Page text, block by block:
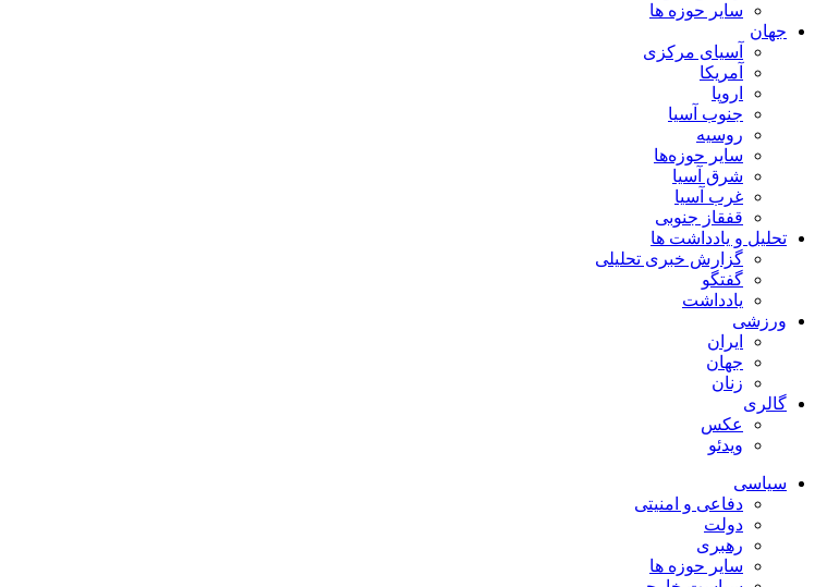
سایر حوزه ها
جهان
آسیای مرکزی
آمریکا
اروپا
جنوب آسیا
روسیه
سایر حوزه‌ها
شرق آسیا
غرب آسیا
قفقاز جنوبی
تحلیل و یادداشت ها
گزارش خبری تحلیلی
گفتگو
یادداشت
ورزشی
ایران
جهان
زنان
گالری
عکس
ویدئو
سیاسی
دفاعی و امنیتی
دولت
رهبری
سایر حوزه ها